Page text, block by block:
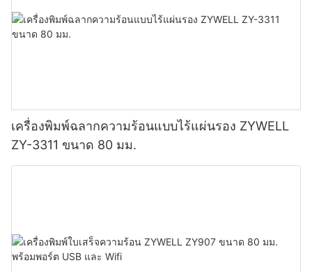
เครื่องพิมพ์ฉลากความร้อนแบบไร้แผ่นรอง ZYWELL
ZY-3311 ขนาด 80 มม.